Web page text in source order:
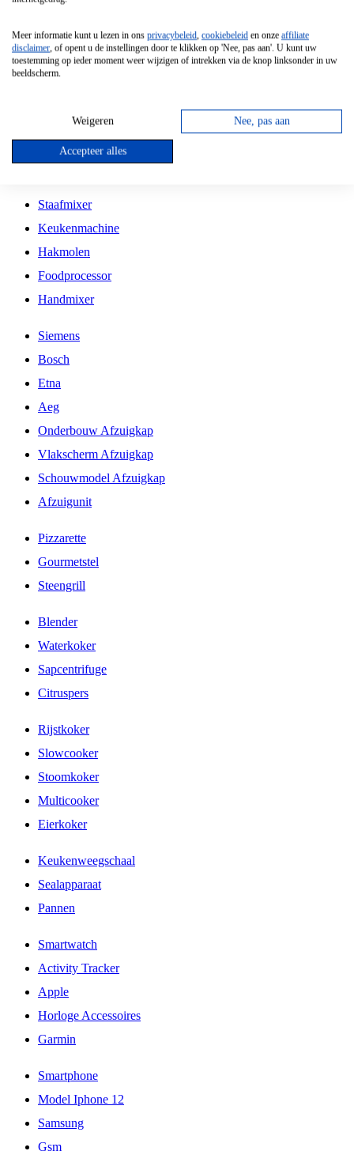
Vrijstaande Magnetron
Vrijstaande Kookplaat
Inbouw Gaskookplaat
Inbouw Keramische Kookplaat
Kookplaat Accessoires
Staafmixer
Keukenmachine
Hakmolen
Foodprocessor
Handmixer
Siemens
Bosch
Etna
Aeg
Onderbouw Afzuigkap
Vlakscherm Afzuigkap
Schouwmodel Afzuigkap
Afzuigunit
Pizzarette
Gourmetstel
Steengrill
Blender
Waterkoker
Sapcentrifuge
Citruspers
Rijstkoker
Slowcooker
Stoomkoker
Multicooker
Eierkoker
Keukenweegschaal
Sealapparaat
Pannen
Smartwatch
Activity Tracker
Apple
Horloge Accessoires
Garmin
Smartphone
Model Iphone 12
Samsung
Gsm
Meer informatie kunt u lezen in ons privacybeleid, cookiebeleid en onze affiliate
disclaimer, of opent u de instellingen door te klikken op 'Nee, pas aan'. U kunt uw
toestemming op ieder moment weer wijzigen of intrekken via de knop linksonder in uw
beeldscherm.
Weigeren Nee, pas aan
Accepteer alles